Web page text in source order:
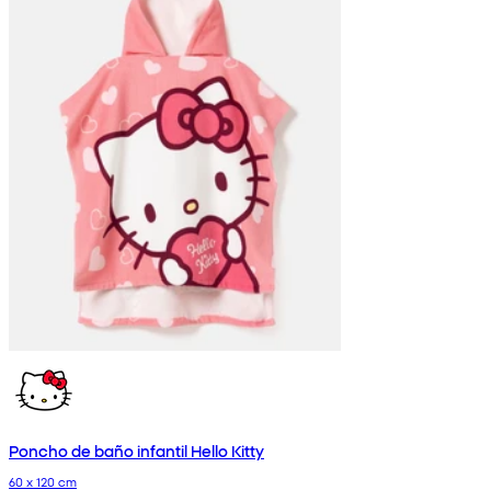
Poncho de baño infantil Hello Kitty
60 x 120 cm